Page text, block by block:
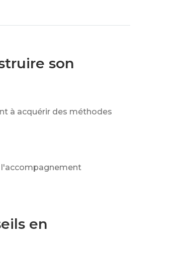
son
à acquérir des méthodes
l'accompagnement
en